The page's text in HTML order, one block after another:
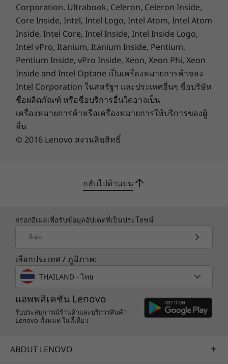
ดีไซน์ทันสมัยเพื่อความอุ่นใจ
กว้างเมื่อคุณย้ายจากหน้าจอหนึ่งไปอีกหน้าจอหนึ่ง
กล้อง IR 5MP แสดงภาพที่กว้างขึ้นเมื่อทำการ
คุณเข้าสู่พีซีของคุณภายในไม่กี่วินาทีผ่านการรู้จํา
ใบหน้า นอกจากนี้ คุณยังสามารถปิดชัตเตอร์เว็บ
แคมในตัวเพื่อความเป็นส่วนตัวได้อย่างเต็มที่
ข้อมูลจำเพาะอาจแตกต่างกันไป โดยขึ้นอยู่กับภูมิภาค/รุ่น
Corporation. Ultrabook, Celeron, Celeron Inside,
Core Inside, Intel, Intel Logo, Intel Atom, Intel Atom
Inside, Intel Core, Intel Inside, Intel Inside Logo,
Intel vPro, Itanium, Itanium Inside, Pentium,
Pentium Inside, vPro Inside, Xeon, Xeon Phi, Xeon
Inside and Intel Optane เป็นเครื่องหมายการค้าของ
Intel Corporation ในสหรัฐฯ และประเทศอื่นๆ ชื่อบริษัท
ชื่อผลิตภัณฑ์ หรือชื่อบริการอื่นใดอาจเป็น
เครื่องหมายการค้าหรือเครื่องหมายการให้บริการของผู้
อื่น
© 2016 Lenovo สงวนลิขสิทธิ์
กลับไปด้านบน
กรอกอีเมลเพื่อรับข้อมูลอัปเดตที่เป็นประโยชน์
อีเมล
เลือกประเทศ / ภูมิภาค:
THAILAND - ไทย
แอพพลิเคชัน Lenovo
รับประสบการณ์ร้านค้าและบริการสินค้า
Lenovo ทั้งหมด ในที่เดียว
ABOUT LENOVO